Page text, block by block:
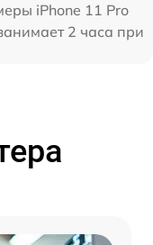
iPhone 11 Pro
2 часа при